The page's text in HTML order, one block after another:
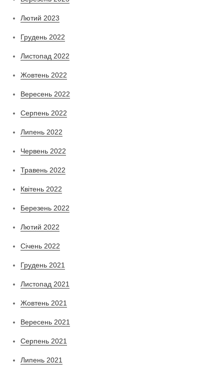
Лютий 2023
Грудень 2022
Листопад 2022
Жовтень 2022
Вересень 2022
Серпень 2022
Липень 2022
Червень 2022
Травень 2022
Квітень 2022
Березень 2022
Лютий 2022
Січень 2022
Грудень 2021
Листопад 2021
Жовтень 2021
Вересень 2021
Серпень 2021
Липень 2021